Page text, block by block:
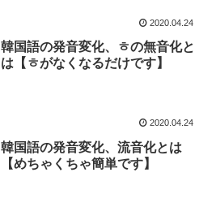
2020.04.24
韓国語の発音変化、ㅎの無音化と
は【ㅎがなくなるだけです】
2020.04.24
韓国語の発音変化、流音化とは
【めちゃくちゃ簡単です】